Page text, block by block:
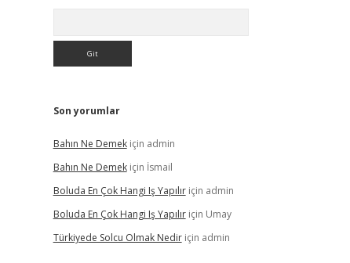
Son yorumlar
Bahın Ne Demekiçin admin
Bahın Ne Demekiçin İsmail
Boluda En Çok Hangi Iş Yapılıriçin admin
Boluda En Çok Hangi Iş Yapılıriçin Umay
Türkiyede Solcu Olmak Nediriçin admin